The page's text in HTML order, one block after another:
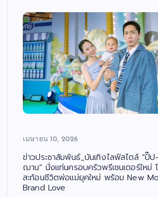
เมษายน 10, 2026
ข่าวประชาสัมพันธ์_บันเทิงไลฟ์สไตล์ “ปั๊
ฌาน” นั่งแท่นครอบครัวพรีเซนเตอร์ใหม่
สะท้อนชีวิตพ่อแม่ยุคใหม่ พร้อม New
Brand Love